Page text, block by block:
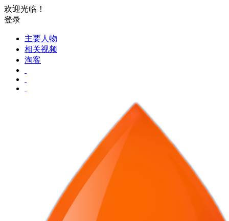
欢迎光临！
登录
主要人物
相关视频
淘客